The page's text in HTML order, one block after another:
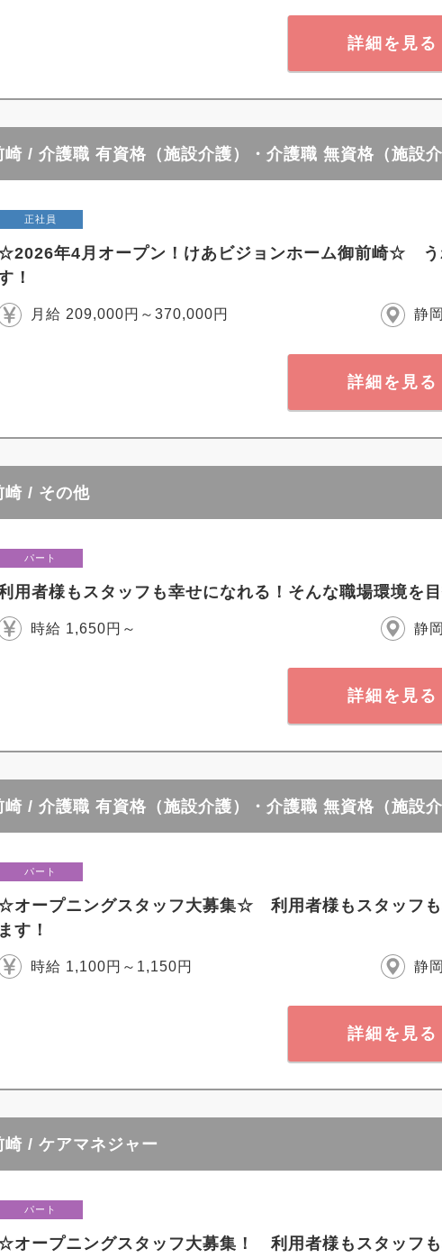
詳細を見る
/ 介護職 有資格（施設介護）・介護職 無資格（施設介
正社員
年4月オープン！けあビジョンホーム御前崎☆ う
！
月給 209,000円～370,000円 静
詳細を見る
崎 / その他
パート
用者様もスタッフも幸せになれる！そんな職場環境を
時給 1,650円～ 静
詳細を見る
/ 介護職 有資格（施設介護）・介護職 無資格（施設介
パート
オープニングスタッフ大募集☆ 利用者様もスタッフも
ます！
時給 1,100円～1,150円 静
詳細を見る
/ ケアマネジャー
パート
オープニングスタッフ大募集！ 利用者様もスタッフ